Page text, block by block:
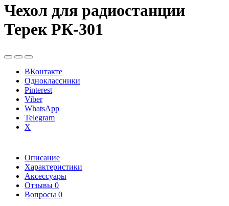
Чехол для радиостанции
Терек РК-301
ВКонтакте
Одноклассники
Pinterest
Viber
WhatsApp
Telegram
X
Описание
Характеристики
Аксессуары
Отзывы 0
Вопросы 0